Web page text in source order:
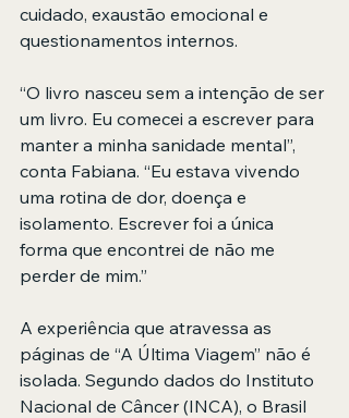
cuidado, exaustão emocional e
questionamentos internos.
“O livro nasceu sem a intenção de ser
um livro. Eu comecei a escrever para
manter a minha sanidade mental”,
conta Fabiana. “Eu estava vivendo
uma rotina de dor, doença e
isolamento. Escrever foi a única
forma que encontrei de não me
perder de mim.”
A experiência que atravessa as
páginas de “A Última Viagem” não é
isolada. Segundo dados do Instituto
Nacional de Câncer (INCA), o Brasil